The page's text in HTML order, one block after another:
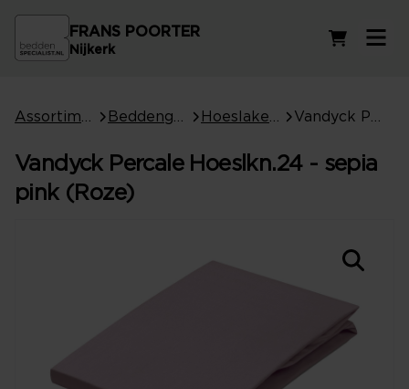
FRANS POORTER
Nijkerk
Vandyck Percale Hoeslkn.24 - sepia
pink (Roze)